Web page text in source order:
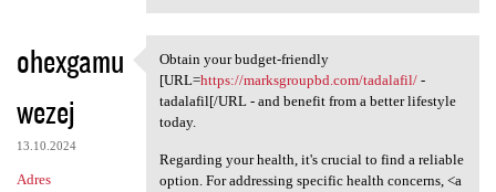
ohexgamu
wezej
13.10.2024
Adres
Obtain your budget-friendly
Obtain your budget-friendly
[URL=https://marksgroupbd.com/tadalafil/-
tadalafil[/URL - and benefit from a better lifestyle
today.
Regarding your health, it's crucial to find a reliable
option. For addressing specific health concerns, <a